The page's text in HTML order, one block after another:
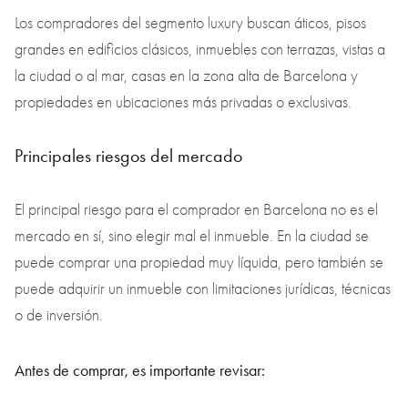
Los compradores del segmento luxury buscan áticos, pisos
grandes en edificios clásicos, inmuebles con terrazas, vistas a
la ciudad o al mar, casas en la zona alta de Barcelona y
propiedades en ubicaciones más privadas o exclusivas.
Principales riesgos del mercado
El principal riesgo para el comprador en Barcelona no es el
mercado en sí, sino elegir mal el inmueble. En la ciudad se
puede comprar una propiedad muy líquida, pero también se
puede adquirir un inmueble con limitaciones jurídicas, técnicas
o de inversión.
Antes de comprar, es importante revisar: